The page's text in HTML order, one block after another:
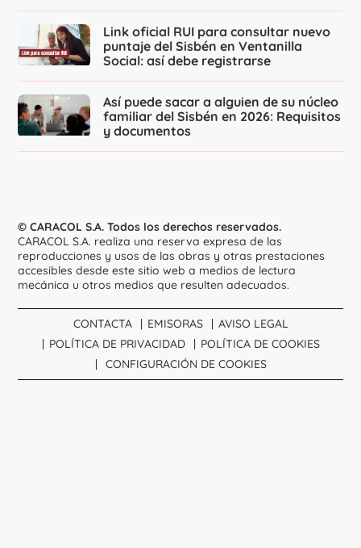
Link oficial RUI para consultar nuevo
puntaje del Sisbén en Ventanilla
Social: así debe registrarse
Así puede sacar a alguien de su núcleo
familiar del Sisbén en 2026: Requisitos
y documentos
© CARACOL S.A. Todos los derechos reservados.
CARACOL S.A. realiza una reserva expresa de las
reproducciones y usos de las obras y otras prestaciones
accesibles desde este sitio web a medios de lectura
mecánica u otros medios que resulten adecuados.
CONTACTA EMISORAS
AVISO LEGAL
POLÍTICA DE PRIVACIDAD
POLÍTICA DE COOKIES
CONFIGURACIÓN DE COOKIES